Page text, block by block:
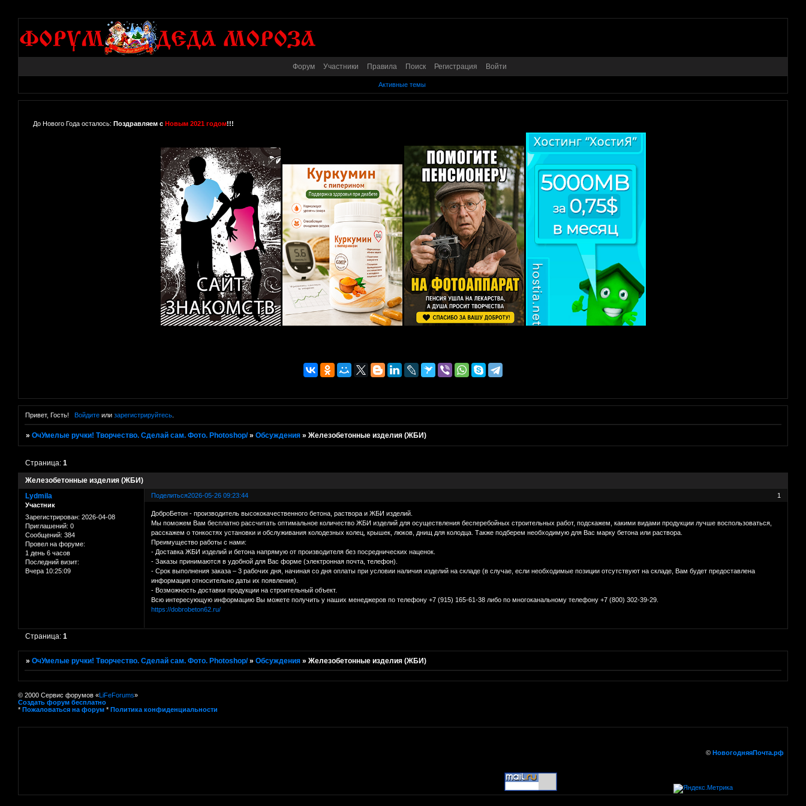
Форум Участники Правила Поиск Регистрация Войти
Активные темы
До Нового Года осталось: Поздравляем с Новым 2021 годом!!!
Привет, Гость! Войдитеили зарегистрируйтесь.
»ОчУмелые ручки! Творчество. Сделай сам. Фото. Photoshop/ »Обсуждения »Железобетонные изделия (ЖБИ)
Железобетонные изделия (ЖБИ)
Страница:1
Поделиться 1
2026-05-26 09:23:44
Lydmila
Участник
Зарегистрирован: 2026-04-08
Приглашений: 0
Сообщений: 384
Провел на форуме:
1 день 6 часов
Последний визит:
Вчера 10:25:09
ДоброБетон - производитель высококачественного бетона, раствора и ЖБИ изделий.
Мы поможем Вам бесплатно рассчитать оптимальное количество ЖБИ изделий для осуществления бесперебойных строительных работ, подскажем, какими видами продукции лучше воспользоваться,
расскажем о тонкостях установки и обслуживания колодезных колец, крышек, люков, днищ для колодца. Также подберем необходимую для Вас марку бетона или раствора.
Преимущество работы с нами:
- Доставка ЖБИ изделий и бетона напрямую от производителя без посреднических наценок.
- Заказы принимаются в удобной для Вас форме (электронная почта, телефон).
- Срок выполнения заказа – 3 рабочих дня, начиная со дня оплаты при условии наличия изделий на складе (в случае, если необходимые позиции отсутствуют на складе, Вам будет предоставлена
информация относительно даты их появления).
- Возможность доставки продукции на строительный объект.
Всю интересующую информацию Вы можете получить у наших менеджеров по телефону +7 (915) 165-61-38 либо по многоканальному телефону +7 (800) 302-39-29.
https://dobrobeton62.ru/
Страница:1
»ОчУмелые ручки! Творчество. Сделай сам. Фото. Photoshop/ »Обсуждения »Железобетонные изделия (ЖБИ)
© 2000 Сервис форумов «LiFeForums»
Создать форум бесплатно
* Пожаловаться на форум * Политика конфиденциальности
© НовогодняяПочта.рф